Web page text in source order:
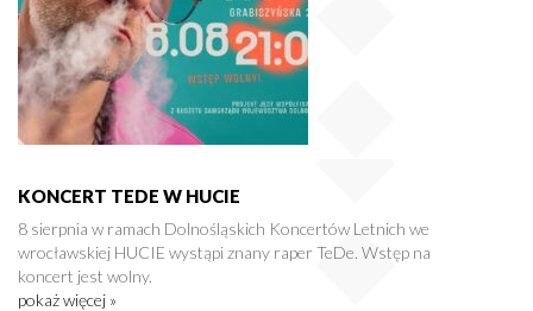
KONCERT TEDE W HUCIE
8 sierpnia w ramach Dolnośląskich Koncertów Letnich we
wrocławskiej HUCIE wystąpi znany raper TeDe. Wstęp na
koncert jest wolny.
pokaż więcej »